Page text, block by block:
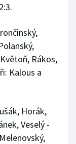
Rákos,
Kalous a
Horák,
Veselý -